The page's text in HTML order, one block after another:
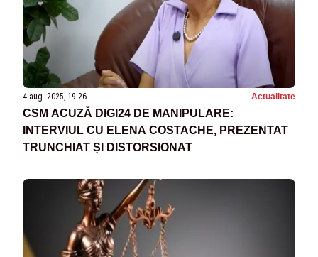
4 aug. 2025, 19:26 Actualitate
CSM ACUZĂ DIGI24 DE MANIPULARE:
INTERVIUL CU ELENA COSTACHE, PREZENTAT
TRUNCHIAT ȘI DISTORSIONAT